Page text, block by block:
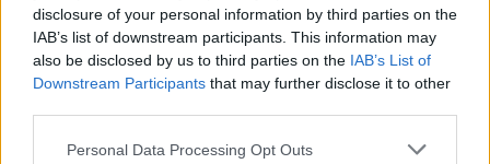
disclosure of your personal information by third parties on the
IAB’s list of downstream participants. This information may
also be disclosed by us to third parties on the IAB’s List of
Downstream Participants that may further disclose it to other
Personal Data Processing Opt Outs
Reconquista leonesa
Por Carlos Miranda
mi pesadilla